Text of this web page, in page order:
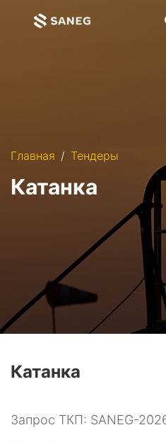
Главная Тендеры
Катанка
Катанка
Запрос ТКП: SANEG-